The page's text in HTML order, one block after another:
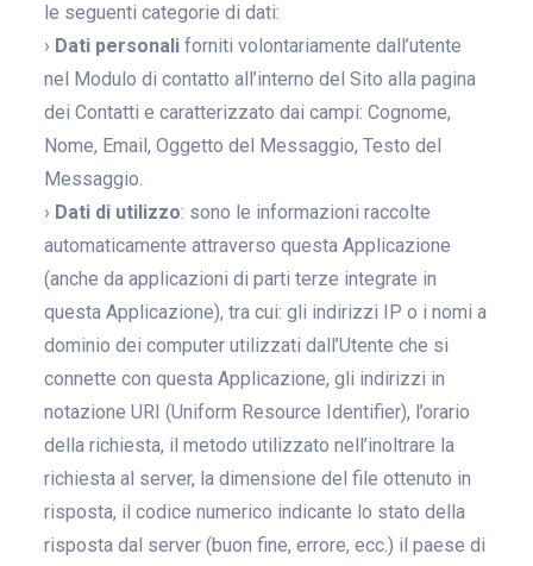
le seguenti categorie di dati:
› Dati personali forniti volontariamente dall’utente
nel Modulo di contatto all’interno del Sito alla pagina
dei Contatti e caratterizzato dai campi: Cognome,
Nome, Email, Oggetto del Messaggio, Testo del
Messaggio.
› Dati di utilizzo: sono le informazioni raccolte
automaticamente attraverso questa Applicazione
(anche da applicazioni di parti terze integrate in
questa Applicazione), tra cui: gli indirizzi IP o i nomi a
dominio dei computer utilizzati dall’Utente che si
connette con questa Applicazione, gli indirizzi in
notazione URI (Uniform Resource Identifier), l’orario
della richiesta, il metodo utilizzato nell’inoltrare la
richiesta al server, la dimensione del file ottenuto in
risposta, il codice numerico indicante lo stato della
risposta dal server (buon fine, errore, ecc.) il paese di